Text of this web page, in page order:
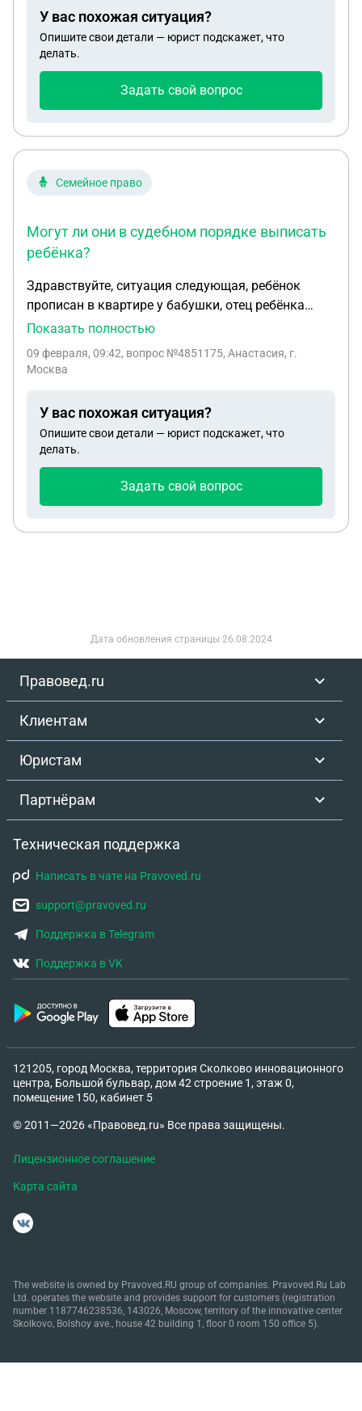
У вас похожая ситуация?
Опишите свои детали — юрист подскажет, что
делать.
Задать свой вопрос
Семейное право
Могут ли они в судебном порядке выписать
ребёнка?
Здравствуйте, ситуация следующая, ребёнок
прописан в квартире у бабушки, отец ребёнка
тоже прописан в той же квартире, ребёнок с
они хотят выписать ребёнка к матери, но я
Показать полностью
09 февраля, 09:42, вопрос №4851175, Анастасия, г.
Москва
У вас похожая ситуация?
Опишите свои детали — юрист подскажет, что
делать.
Задать свой вопрос
Дата обновления страницы 26.08.2024
Правовед.ru
Клиентам
Юристам
Партнёрам
Техническая поддержка
Написать в чате на Pravoved.ru
support@pravoved.ru
Поддержка в Telegram
Поддержка в VK
121205, город Москва, территория Сколково инновационного
центра, Большой бульвар, дом 42 строение 1, этаж 0,
помещение 150, кабинет 5
© 2011—2026 «Правовед.ru» Все права защищены.
Лицензионное соглашение
Карта сайта
The website is owned by Pravoved.RU group of companies. Pravoved.Ru Lab
Ltd. operates the website and provides support for customers (registration
number 1187746238536, 143026, Moscow, territory of the innovative center
Skolkovo, Bolshoy ave., house 42 building 1, floor 0 room 150 office 5).